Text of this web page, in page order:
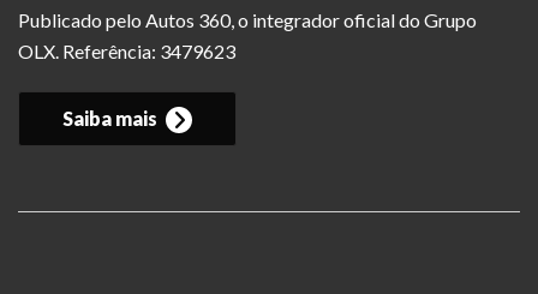
Publicado pelo Autos 360, o integrador oficial do Grupo
OLX. Referência: 3479623
Saiba mais